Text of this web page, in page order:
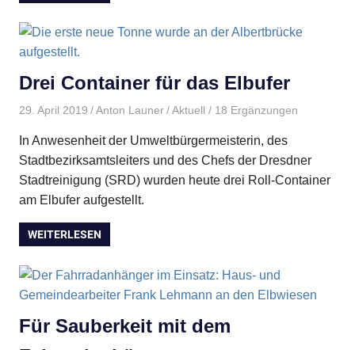
Drei Container für das Elbufer
29. April 2019 Anton Launer Aktuell / 18 Ergänzungen
In Anwesenheit der Umweltbürgermeisterin, des
Stadtbezirksamtsleiters und des Chefs der Dresdner
Stadtreinigung (SRD) wurden heute drei Roll-Container
am Elbufer aufgestellt.
WEITERLESEN
Für Sauberkeit mit dem